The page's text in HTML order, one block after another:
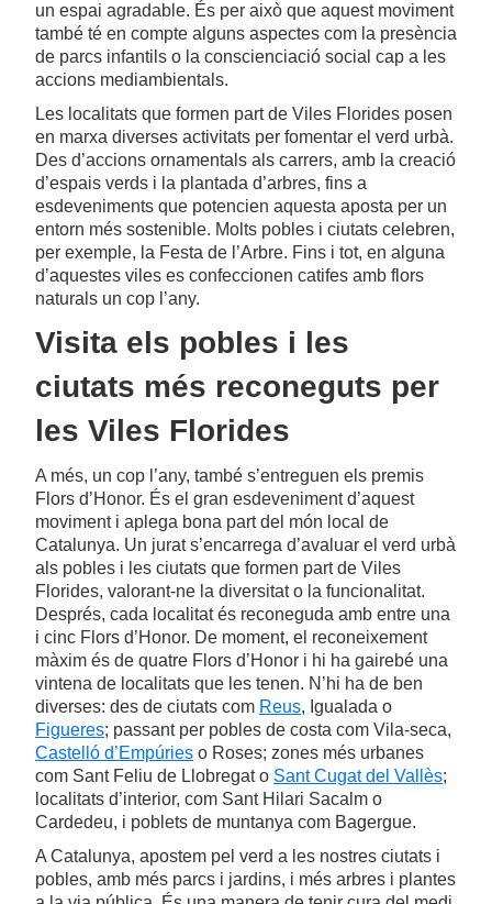
un espai agradable. És per això que aquest moviment
també té en compte alguns aspectes com la presència
de parcs infantils o la conscienciació social cap a les
accions mediambientals.
Les localitats que formen part de Viles Florides posen
en marxa diverses activitats per fomentar el verd urbà.
Des d’accions ornamentals als carrers, amb la creació
d’espais verds i la plantada d’arbres, fins a
esdeveniments que potencien aquesta aposta per un
entorn més sostenible. Molts pobles i ciutats celebren,
per exemple, la Festa de l’Arbre. Fins i tot, en alguna
d’aquestes viles es confeccionen catifes amb flors
naturals un cop l’any.
Visita els pobles i les
ciutats més reconeguts per
les Viles Florides
A més, un cop l’any, també s’entreguen els premis
Flors d’Honor. És el gran esdeveniment d’aquest
moviment i aplega bona part del món local de
Catalunya. Un jurat s’encarrega d’avaluar el verd urbà
als pobles i les ciutats que formen part de Viles
Florides, valorant-ne la diversitat o la funcionalitat.
Després, cada localitat és reconeguda amb entre una
i cinc Flors d’Honor. De moment, el reconeixement
màxim és de quatre Flors d’Honor i hi ha gairebé una
vintena de localitats que les tenen. N’hi ha de ben
diverses: des de ciutats com Reus, Igualada o
Figueres; passant per pobles de costa com Vila-seca,
Castelló d’Empúries o Roses; zones més urbanes
com Sant Feliu de Llobregat o Sant Cugat del Vallès;
localitats d’interior, com Sant Hilari Sacalm o
Cardedeu, i poblets de muntanya com Bagergue.
A Catalunya, apostem pel verd a les nostres ciutats i
pobles, amb més parcs i jardins, i més arbres i plantes